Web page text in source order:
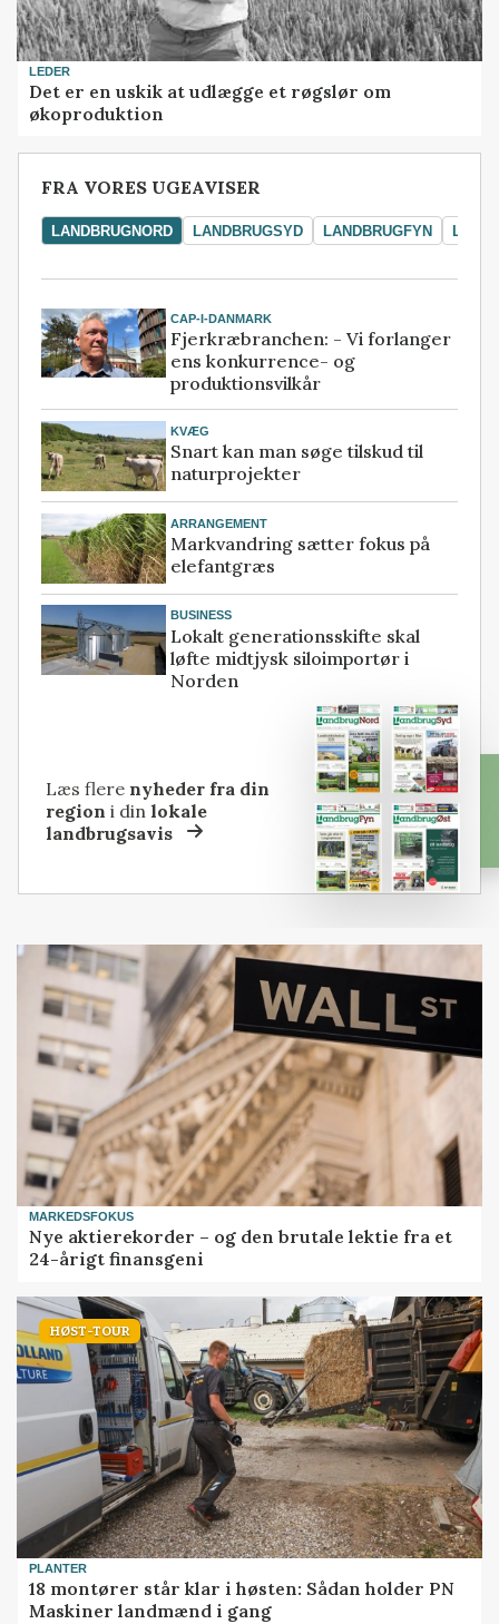
LEDER
Det er en uskik at udlægge et røgslør om
økoproduktion
FRA VORES UGEAVISER
LANDBRUGNORD LANDBRUGSYD LANDBRUGFYN
CAP-I-DANMARK
Fjerkræbranchen: - Vi forlanger
ens konkurrence- og
produktionsvilkår
KVÆG
Snart kan man søge tilskud til
naturprojekter
ARRANGEMENT
Markvandring sætter fokus på
elefantgræs
BUSINESS
Lokalt generationsskifte skal
løfte midtjysk siloimportør i
Norden
Læs flere nyheder fra din
region i dinlokale
landbrugsavis
MARKEDSFOKUS
Nye aktierekorder – og den brutale lektie fra et
24-årigt finansgeni
HØST-TOUR
PLANTER
18 montører står klar i høsten: Sådan holder PN
Maskiner landmænd i gang